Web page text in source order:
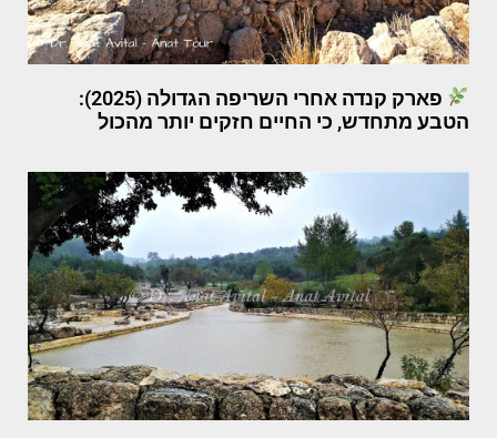
פארק קנדה אחרי השריפה הגדולה (2025):
הטבע מתחדש, כי החיים חזקים יותר מהכול